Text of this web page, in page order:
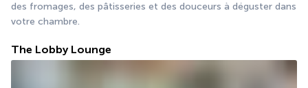
des fromages, des pâtisseries et des douceurs à déguster dans
votre chambre.
The Lobby Lounge